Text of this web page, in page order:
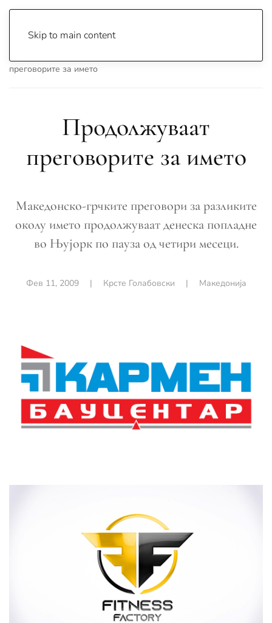
Skip to main content
преговорите за името
Продолжуваат
преговорите за името
Македонско-грчките преговори за разликите
околу името продолжуваат денеска попладне
во Њујорк по пауза од четири месеци.
Фев 11, 2009| Крсте Голабовски | Македонија